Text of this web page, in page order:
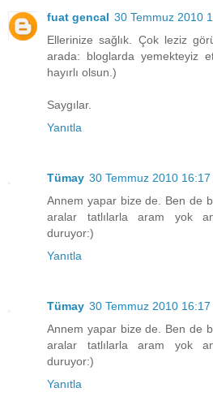
fuat gencal 30 Temmuz 2010
Ellerinize sağlık. Çok leziz
arada: bloglarda yemekteyiz
hayırlı olsun.)
Saygılar.
Yanıtla
Tümay 30 Temmuz 2010 16:17
Annem yapar bize de. Ben de
aralar tatlılarla aram yok
duruyor:)
Yanıtla
Tümay 30 Temmuz 2010 16:17
Annem yapar bize de. Ben de
aralar tatlılarla aram yok
duruyor:)
Yanıtla